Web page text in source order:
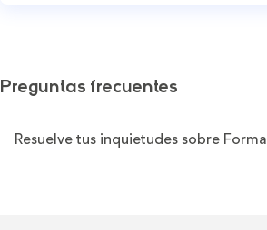
Preguntas frecuentes
Resuelve tus inquietudes sobre